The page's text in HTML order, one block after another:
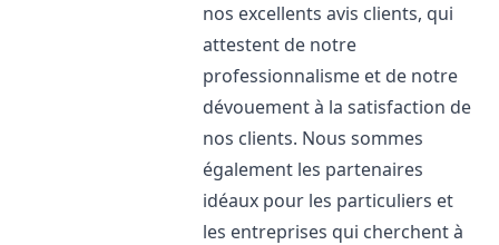
nos excellents avis clients, qui
attestent de notre
professionnalisme et de notre
dévouement à la satisfaction de
nos clients. Nous sommes
également les partenaires
idéaux pour les particuliers et
les entreprises qui cherchent à